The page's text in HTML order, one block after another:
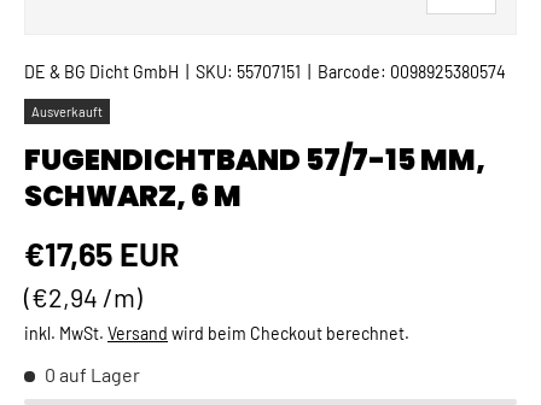
DE & BG Dicht GmbH SKU: 55707151 Barcode: 0098925380574
Ausverkauft
FUGENDICHTBAND 57/7-15 MM,
SCHWARZ, 6 M
Normaler Preis
€17,65 EUR
Grundpreis
€2,94 /m
inkl. MwSt. Versand wird beim Checkout berechnet.
0 auf Lager